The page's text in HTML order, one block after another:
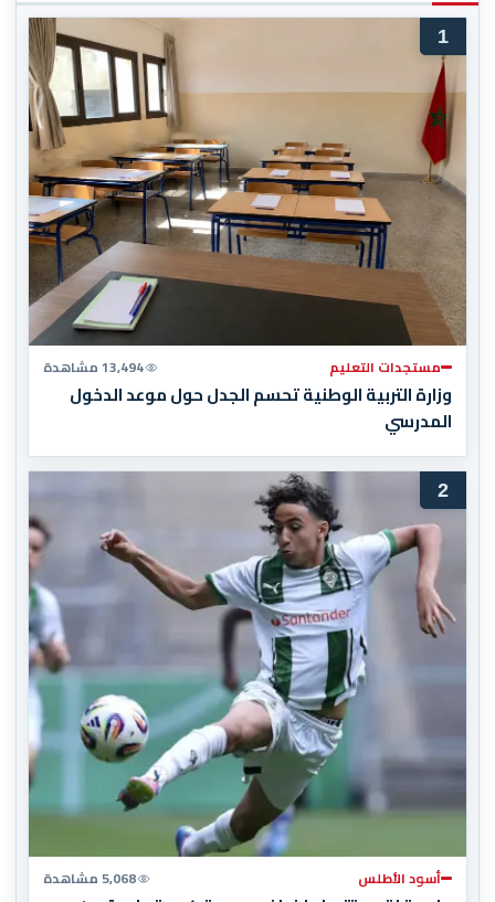
1
مستجدات التعليم 13,494 مشاهدة
وزارة التربية الوطنية تحسم الجدل حول موعد الدخول
المدرسي
2
أسود الأطلس 5,068 مشاهدة